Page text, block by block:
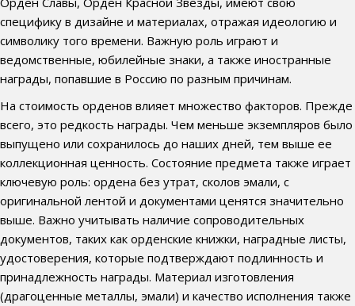
специфику в дизайне и материалах, отражая идеологию и
символику того времени. Важную роль играют и
ведомственные, юбилейные знаки, а также иностранные
награды, попавшие в Россию по разным причинам.
На стоимость орденов влияет множество факторов. Прежде
всего, это редкость награды. Чем меньше экземпляров было
выпущено или сохранилось до наших дней, тем выше ее
коллекционная ценность. Состояние предмета также играет
ключевую роль: ордена без утрат, сколов эмали, с
оригинальной лентой и документами ценятся значительно
выше. Важно учитывать наличие сопроводительных
документов, таких как орденские книжки, наградные листы,
удостоверения, которые подтверждают подлинность и
принадлежность награды. Материал изготовления
(драгоценные металлы, эмали) и качество исполнения также